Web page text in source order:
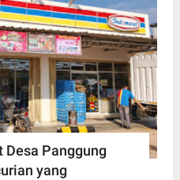
Desa Panggung
yang